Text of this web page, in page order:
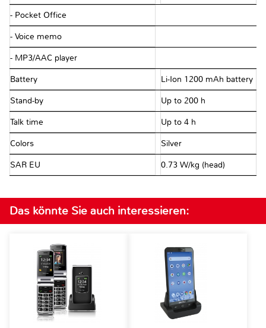
- Pocket Office
- Voice memo
- MP3/AAC player
Battery Li-Ion 1200 mAh battery
Stand-by Up to 200 h
Talk time Up to 4 h
Colors Silver
SAR EU 0.73 W/kg (head)
Das könnte Sie auch interessieren: